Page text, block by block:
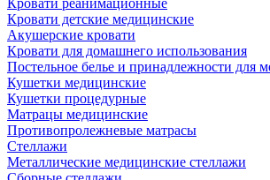
Кровати реанимационные
Кровати детские медицинские
Акушерские кровати
Кровати для домашнего использования
Постельное белье и принадлежности для
Кушетки медицинские
Кушетки процедурные
Матрацы медицинские
Противопролежневые матрасы
Стеллажи
Металлические медицинские стеллажи